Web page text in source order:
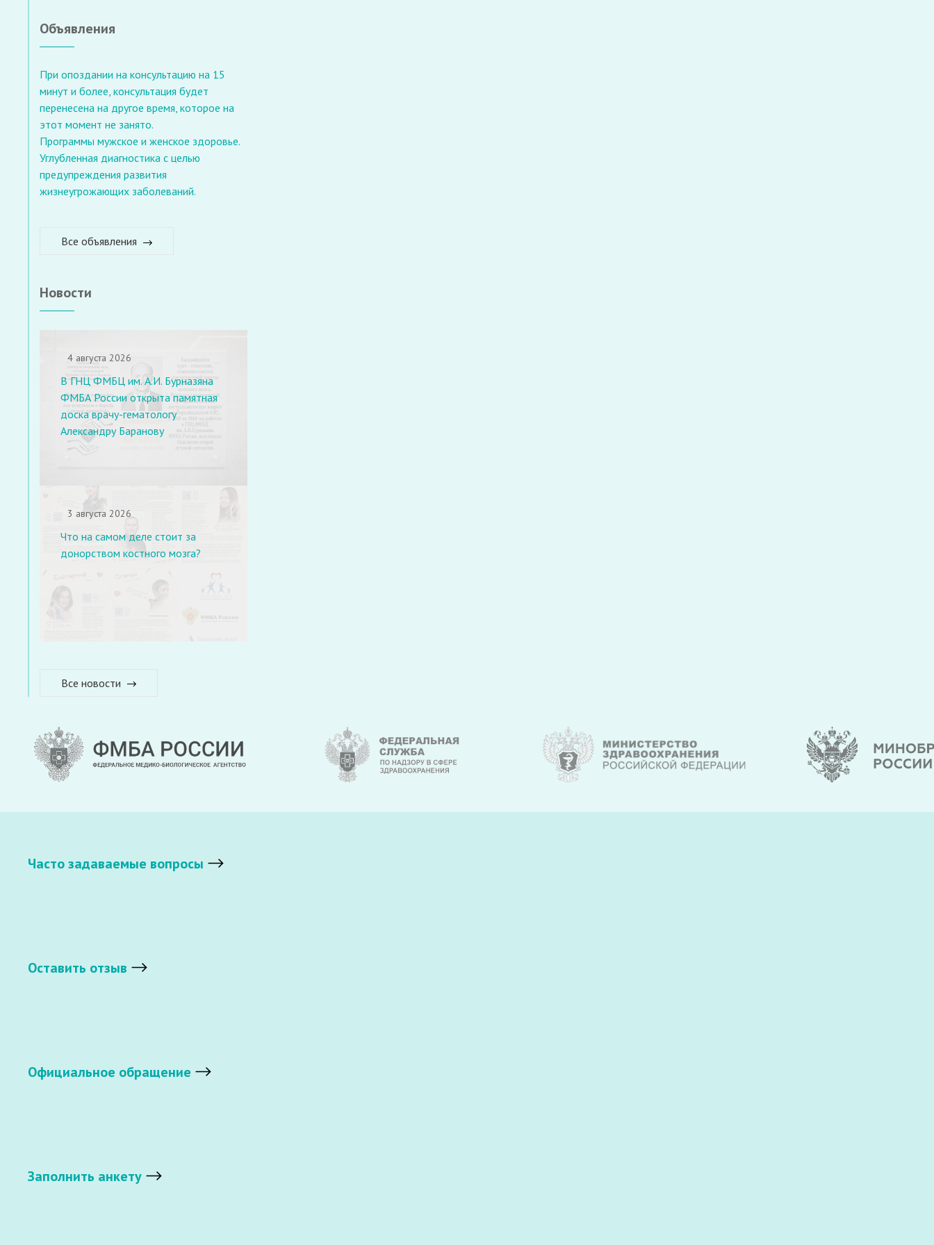
Объявления
При опоздании на консультацию на 15
минут и более, консультация будет
перенесена на другое время, которое на
этот момент не занято.
Программы мужское и женское здоровье.
Углубленная диагностика с целью
предупреждения развития
жизнеугрожающих заболеваний.
Все объявления
Новости
4 августа 2026
В ГНЦ ФМБЦ им. А.И. Бурназяна
ФМБА России открыта памятная
доска врачу-гематологу
Александру Баранову
3 августа 2026
Что на самом деле стоит за
донорством костного мозга?
Все новости
Часто задаваемые вопросы
Оставить отзыв
Официальное обращение
Заполнить анкету